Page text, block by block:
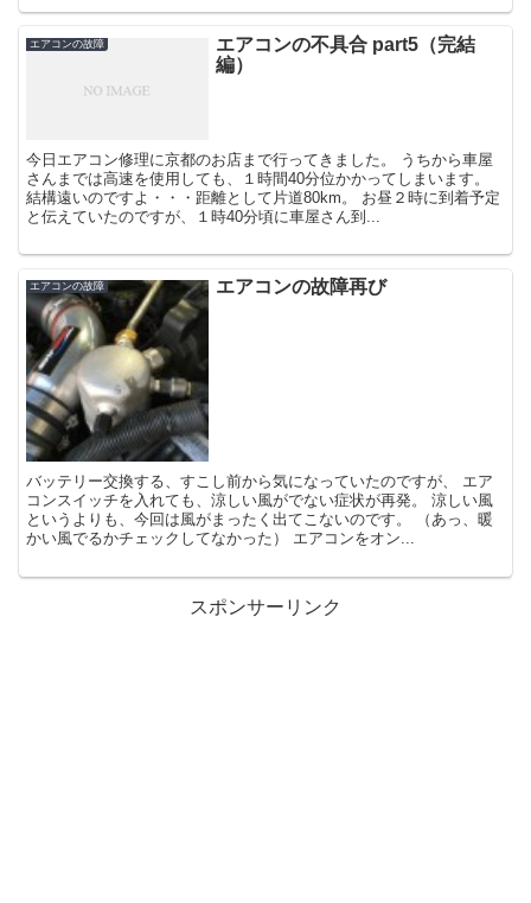
エアコンの故障
エアコンの不具合 part5（完結
編）
今日エアコン修理に京都のお店まで行ってきました。 うちから車屋
さんまでは高速を使用しても、１時間40分位かかってしまいます。
結構遠いのですよ・・・距離として片道80km。 お昼２時に到着予定
と伝えていたのですが、１時40分頃に車屋さん到...
エアコンの故障 エアコンの故障再び
バッテリー交換する、すこし前から気になっていたのですが、 エア
コンスイッチを入れても、涼しい風がでない症状が再発。 涼しい風
というよりも、今回は風がまったく出てこないのです。 （あっ、暖
かい風でるかチェックしてなかった） エアコンをオン...
スポンサーリンク